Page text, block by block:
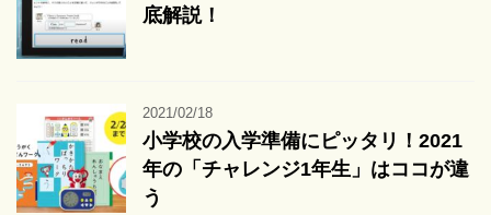
底解説！
2021/02/18
小学校の入学準備にピッタリ！2021
年の「チャレンジ1年生」はココが違
う